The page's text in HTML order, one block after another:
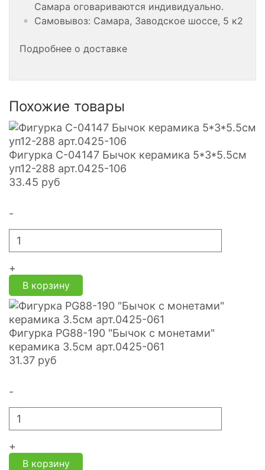
Самара оговариваются индивидуально.
Самовывоз: Самара, Заводское шоссе, 5 к2
Подробнее о доставке
Похожие товары
Фигурка С-04147 Бычок керамика 5*3*5.5см
уп12-288 арт.0425-106
33.45 руб
-
+
В корзину
Фигурка PG88-190 "Бычок с монетами"
керамика 3.5см арт.0425-061
31.37 руб
-
+
В корзину